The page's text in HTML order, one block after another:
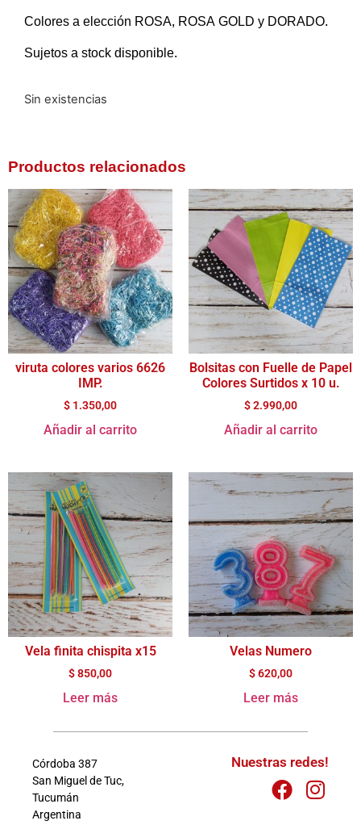
Colores a elección ROSA, ROSA GOLD y DORADO.
Sujetos a stock disponible.
Sin existencias
Productos relacionados
viruta colores varios 6626
IMP.
$ 1.350,00
Añadir al carrito
Bolsitas con Fuelle de Papel
Colores Surtidos x 10 u.
$2.990,00
Añadir al carrito
Vela finita chispita x15
$850,00
Leer más
Velas Numero
$620,00
Leer más
Córdoba 387
San Miguel de Tuc,
Tucumán
Argentina
Nuestras redes!